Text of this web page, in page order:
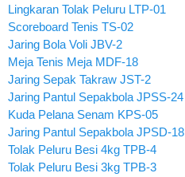
Lingkaran Tolak Peluru LTP-01
Scoreboard Tenis TS-02
Jaring Bola Voli JBV-2
Meja Tenis Meja MDF-18
Jaring Sepak Takraw JST-2
Jaring Pantul Sepakbola JPSS-24
Kuda Pelana Senam KPS-05
Jaring Pantul Sepakbola JPSD-18
Tolak Peluru Besi 4kg TPB-4
Tolak Peluru Besi 3kg TPB-3